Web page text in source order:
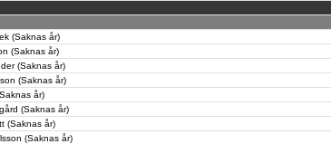
(Saknas år)
(Saknas år)
(Saknas år)
(Saknas år)
år)
(Saknas år)
(Saknas år)
(Saknas år)